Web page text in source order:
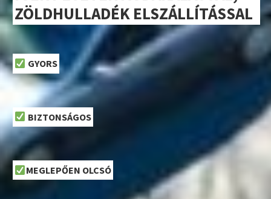
ZÖLDHULLADÉK ELSZÁLLÍTÁSSAL
GYORS
BIZTONSÁGOS
MEGLEPŐEN OLCSÓ